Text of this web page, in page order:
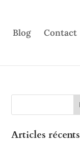
Blog Contact
Articles récents